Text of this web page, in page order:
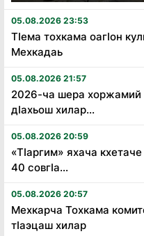
05.08.2026 23:53
Тӏема тохкама оагӏон
Мехкадаь
05.08.2026 21:57
2026-ча шера хоржамий
дӏахьош хилар...
05.08.2026 20:59
«Тӏаргим» яхача
40 совгӏа...
05.08.2026 20:57
Мехкарча Тохкама
тӏаэцаш хилар